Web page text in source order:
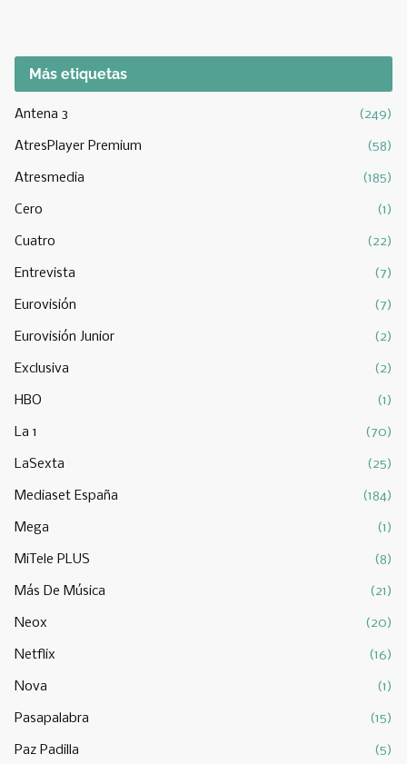
Más etiquetas
Antena 3 (249)
AtresPlayer Premium (58)
Atresmedia (185)
Cero (1)
Cuatro (22)
Entrevista (7)
Eurovisión (7)
Eurovisión Junior (2)
Exclusiva (2)
HBO (1)
La 1 (70)
LaSexta (25)
Mediaset España (184)
Mega (1)
MiTele PLUS (8)
Más De Música (21)
Neox (20)
Netflix (16)
Nova (1)
Pasapalabra (15)
Paz Padilla (5)